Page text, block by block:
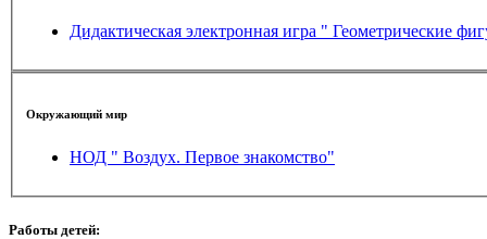
Дидактическая электронная игра " Геометрические
Окружающий мир
НОД " Воздух. Первое знакомство"
Работы детей: